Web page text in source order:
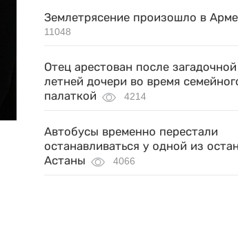
Землетрясение произошло в
11048
Отец арестован после
летней дочери во время
палаткой
4214
Автобусы временно перестали
останавливаться у одной из
Астаны
4066